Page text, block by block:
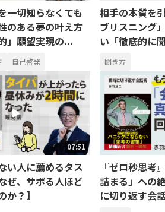
一切知らなくても
のある夢の叶え方
」願望実現の...
自己啓発
相手の本質を
ブリスニング
い「徹底的に
聞き方
07:51
い人に薦めるタス
ぜ、サボる人ほど
か？】
『ゼロ秒思考
詰まる」への
に切り返す会話